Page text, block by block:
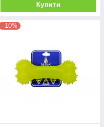
Купити
–10%